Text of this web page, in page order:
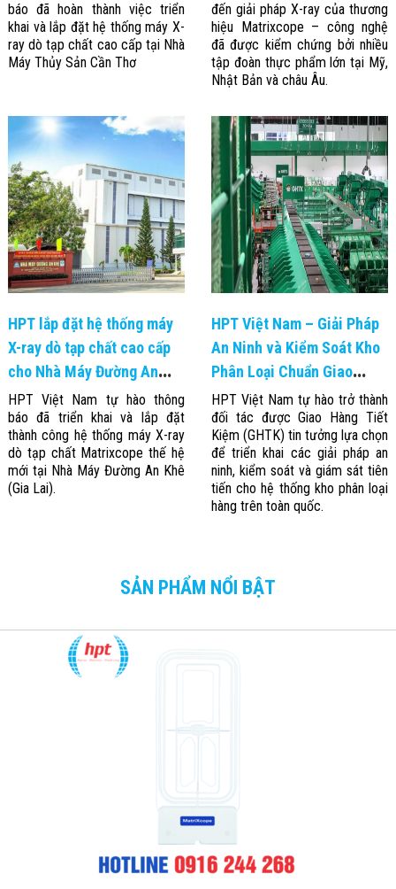
Đội
Dự Án Khối Nhà
Máy
Dự Án Kho
Xưởng -
Tin Công Nghệ
Tin Khuyến Mãi
Tin Tuyển Dụng
Liên Hệ
báo đã hoàn thành việc triển
khai và lắp đặt hệ thống máy X-
ray dò tạp chất cao cấp tại Nhà
Máy Thủy Sản Cần Thơ
đến giải pháp X-ray của thương
hiệu Matrixcope – công nghệ
đã được kiểm chứng bởi nhiều
tập đoàn thực phẩm lớn tại Mỹ,
Nhật Bản và châu Âu.
HPT lắp đặt hệ thống máy
X-ray dò tạp chất cao cấp
cho Nhà Máy Đường An
Khê – Gia Lai
HPT Việt Nam tự hào thông
báo đã triển khai và lắp đặt
thành công hệ thống máy X-ray
dò tạp chất Matrixcope thế hệ
mới tại Nhà Máy Đường An Khê
(Gia Lai).
HPT Việt Nam – Giải Pháp
An Ninh và Kiểm Soát Kho
Phân Loại Chuẩn Giao
Hàng Tiết Kiệm (GHTK)
HPT Việt Nam tự hào trở thành
đối tác được Giao Hàng Tiết
Kiệm (GHTK) tin tưởng lựa chọn
để triển khai các giải pháp an
ninh, kiểm soát và giám sát tiên
tiến cho hệ thống kho phân loại
hàng trên toàn quốc.
SẢN PHẨM NỔI BẬT